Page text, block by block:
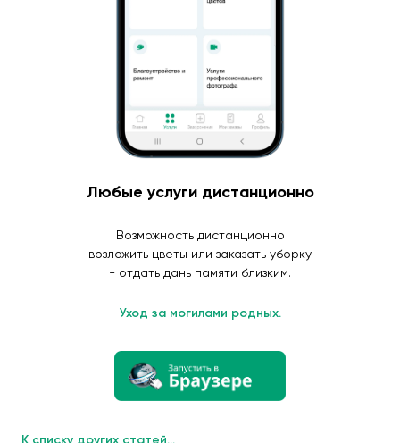
Любые услуги дистанционно
Возможность дистанционно
возложить цветы или заказать уборку
- отдать дань памяти близким.
Уход за могилами родных.
К списку других статей...